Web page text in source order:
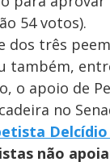
54 votos).
dos três
também,
o apoio de
no
não